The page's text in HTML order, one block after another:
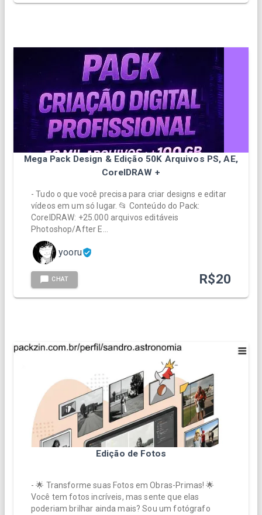
Mega Pack Design & Edição 50K Arquivos PS, AE,
CorelDRAW +
- Tudo o que você precisa para criar designs e editar
vídeos em um só lugar. 📂 Conteúdo do Pack:
CorelDRAW: +25.000 arquivos editáveis
Photoshop/After E…
yooru
CHAT R$20
Edição de Fotos
- 🌟 Transforme suas Fotos em Obras-Primas! 🌟
Você tem fotos incríveis, mas sente que elas
poderiam brilhar ainda mais? Sou um fotógrafo